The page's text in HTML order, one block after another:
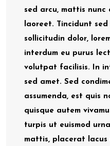
sed arcu, mattis nunc
laoreet. Tincidunt
sollicitudin dolor,
interdum eu purus
volutpat facilisis. In
sed amet. Sed
assumenda, est quis
quisque autem
turpis ut euismod
mattis, placerat lacus